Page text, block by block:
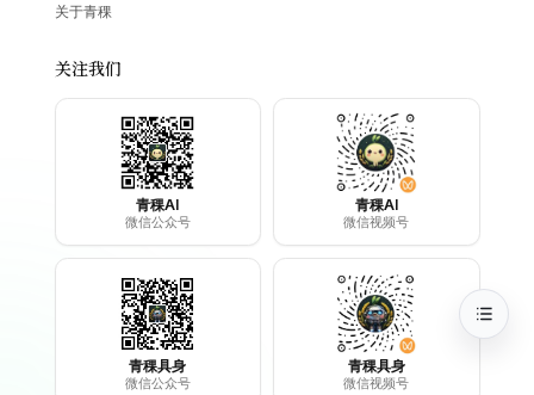
关于青稞
关注我们
青稞AI
微信公众号
青稞AI
微信视频号
青稞具身
微信公众号
青稞具身
微信视频号